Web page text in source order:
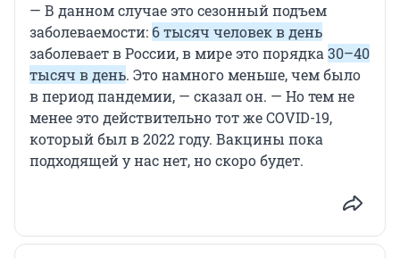
— В данном случае это сезонный подъем
заболеваемости: 6 тысяч человек в день
заболевает в России, в мире это порядка30–40
тысяч в день. Это намного меньше, чем было
в период пандемии, — сказал он. — Но тем не
менее это действительно тот же COVID-19,
который был в 2022 году. Вакцины пока
подходящей у нас нет, но скоро будет.